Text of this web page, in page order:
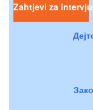
Zahtjevi za